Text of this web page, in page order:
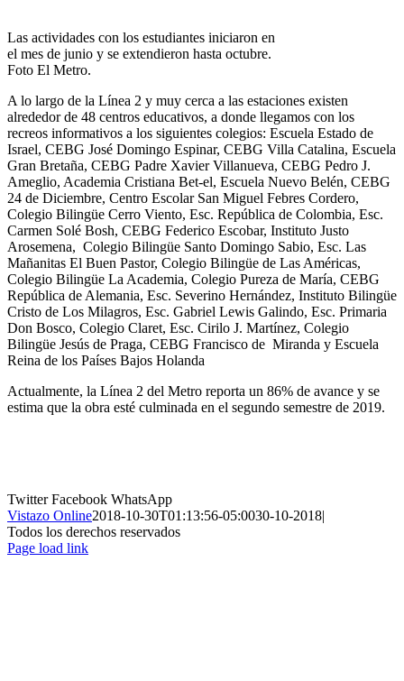
Las actividades con los estudiantes iniciaron en
el mes de junio y se extendieron hasta octubre.
Foto El Metro.
A lo largo de la Línea 2 y muy cerca a las estaciones existen
alrededor de 48 centros educativos, a donde llegamos con los
recreos informativos a los siguientes colegios: Escuela Estado de
Israel, CEBG José Domingo Espinar, CEBG Villa Catalina, Escuela
Gran Bretaña, CEBG Padre Xavier Villanueva, CEBG Pedro J.
Ameglio, Academia Cristiana Bet-el, Escuela Nuevo Belén, CEBG
24 de Diciembre, Centro Escolar San Miguel Febres Cordero,
Colegio Bilingüe Cerro Viento, Esc. República de Colombia, Esc.
Carmen Solé Bosh, CEBG Federico Escobar, Instituto Justo
Arosemena, Colegio Bilingüe Santo Domingo Sabio, Esc. Las
Mañanitas El Buen Pastor, Colegio Bilingüe de Las Américas,
Colegio Bilingüe La Academia, Colegio Pureza de María, CEBG
República de Alemania, Esc. Severino Hernández, Instituto Bilingüe
Cristo de Los Milagros, Esc. Gabriel Lewis Galindo, Esc. Primaria
Don Bosco, Colegio Claret, Esc. Cirilo J. Martínez, Colegio
Bilingüe Jesús de Praga, CEBG Francisco de Miranda y Escuela
Reina de los Países Bajos Holanda
Actualmente, la Línea 2 del Metro reporta un 86% de avance y se
estima que la obra esté culminada en el segundo semestre de 2019.
TwitterFacebook WhatsApp
Vistazo Online2018-10-30T01:13:56-05:0030-10-2018|
Todos los derechos reservados
Page load link